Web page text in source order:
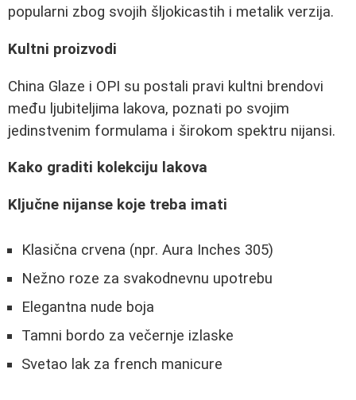
popularni zbog svojih šljokicastih i metalik verzija.
Kultni proizvodi
China Glaze i OPI su postali pravi kultni brendovi
među ljubiteljima lakova, poznati po svojim
jedinstvenim formulama i širokom spektru nijansi.
Kako graditi kolekciju lakova
Ključne nijanse koje treba imati
Klasična crvena (npr. Aura Inches 305)
Nežno roze za svakodnevnu upotrebu
Elegantna nude boja
Tamni bordo za večernje izlaske
Svetao lak za french manicure